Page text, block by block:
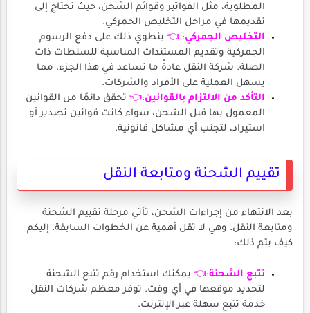
المطلوبة، مثل الفواتير وقوائم الشحن، حيث تحتاج إلى
تقديمها في مراحل التخليص الجمركي.
التخليص الجمركي: 👈 ينطوي ذلك على دفع الرسوم
الجمركية وتقديم المستندات المناسبة للسلطات ذات
الصلة. شركة النقل عادةً ما تساعد في هذا الجزء، مما
يسهل العملية على الأفراد والشركات.
التأكد من الالتزام بالقوانين:👈 تحقق دائمًا من القوانين
المعمول بها قبل الشحن، سواء كانت قوانين تصدير أو
استيراد، لتجنب أي مشاكل قانونية.
تقييم الشحنة ومتابعة النقل
بعد الانتهاء من إجراءات الشحن، تأتي مرحلة تقييم الشحنة
ومتابعة النقل. وهي لا تقل أهمية عن الخطوات السابقة. إليكم
كيف يتم ذلك:
تتبع الشحنة:👈 يمكنك استخدام رقم تتبع الشحنة
لتحديد موقعها في أي وقت. توفر معظم شركات النقل
خدمة تتبع سهلة عبر الإنترنت.